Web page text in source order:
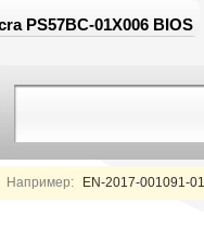
PS57BC-01X006 BIOS
Например: EN-2017-001091-